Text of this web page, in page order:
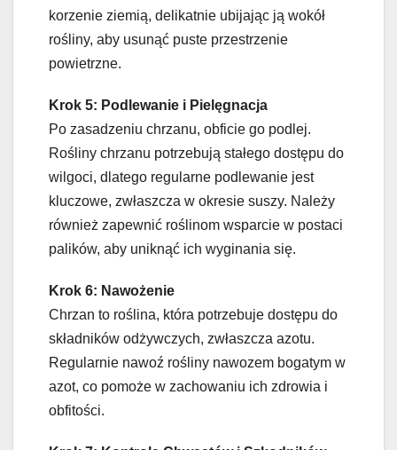
korzenie ziemią, delikatnie ubijając ją wokół
rośliny, aby usunąć puste przestrzenie
powietrzne.
Krok 5: Podlewanie i Pielęgnacja
Po zasadzeniu chrzanu, obficie go podlej.
Rośliny chrzanu potrzebują stałego dostępu do
wilgoci, dlatego regularne podlewanie jest
kluczowe, zwłaszcza w okresie suszy. Należy
również zapewnić roślinom wsparcie w postaci
palików, aby uniknąć ich wyginania się.
Krok 6: Nawożenie
Chrzan to roślina, która potrzebuje dostępu do
składników odżywczych, zwłaszcza azotu.
Regularnie nawoź rośliny nawozem bogatym w
azot, co pomoże w zachowaniu ich zdrowia i
obfitości.